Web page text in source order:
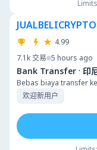
JUALBELICRYPTO
4.99
7.1k交易 5 hours ago
Bank Transfer · 印
Bebas biaya transfer
欢迎新用户